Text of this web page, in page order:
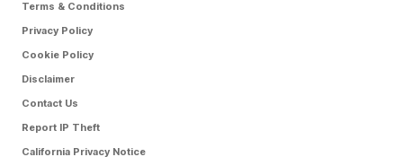
Terms & Conditions
Privacy Policy
Cookie Policy
Disclaimer
Contact Us
Report IP Theft
California Privacy Notice